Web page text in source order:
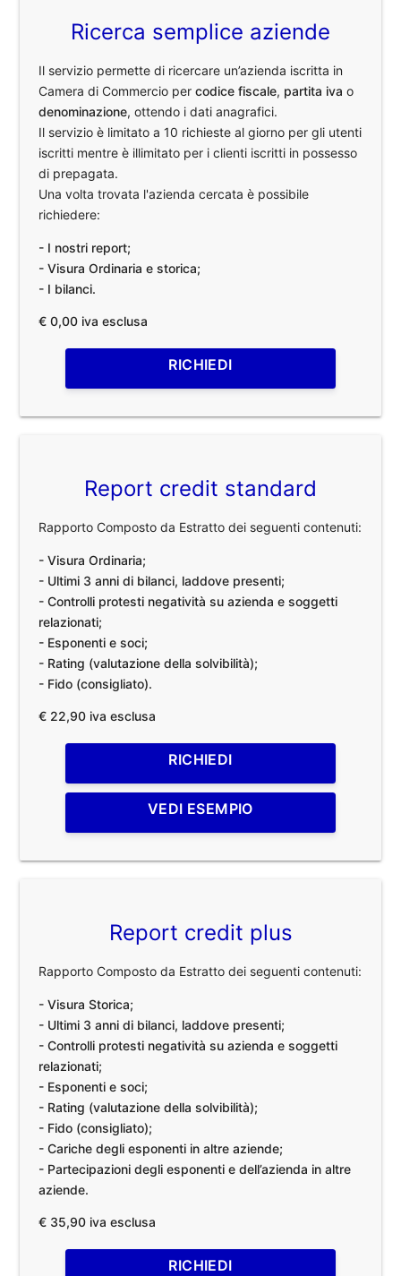
Ricerca semplice aziende
Il servizio permette di ricercare un’azienda iscritta in
Camera di Commercio percodice fiscale, partita iva o
denominazione, ottendo i dati anagrafici.
Il servizio è limitato a 10 richieste al giorno per gli utenti
iscritti mentre è illimitato per i clienti iscritti in possesso
di prepagata.
Una volta trovata l'azienda cercata è possibile
richiedere:
- I nostri report;
- Visura Ordinaria e storica;
- I bilanci.
€ 0,00 iva esclusa
RICHIEDI
Report credit standard
Rapporto Composto da Estratto dei seguenti contenuti:
- Visura Ordinaria;
- Ultimi 3 anni di bilanci, laddove presenti;
- Controlli protesti negatività su azienda e soggetti
relazionati;
- Esponenti e soci;
- Rating (valutazione della solvibilità);
- Fido (consigliato).
€ 22,90 iva esclusa
RICHIEDI
VEDI ESEMPIO
Report credit plus
Rapporto Composto da Estratto dei seguenti contenuti:
- Visura Storica;
- Ultimi 3 anni di bilanci, laddove presenti;
- Controlli protesti negatività su azienda e soggetti
relazionati;
- Esponenti e soci;
- Rating (valutazione della solvibilità);
- Fido (consigliato);
- Cariche degli esponenti in altre aziende;
- Partecipazioni degli esponenti e dell’azienda in altre
aziende.
€ 35,90 iva esclusa
RICHIEDI